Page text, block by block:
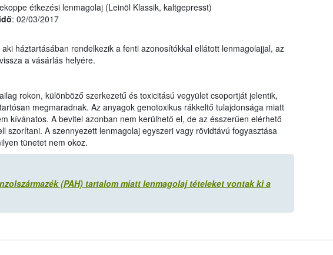
étkezési lenmagolaj (Leinöl Klassik, kaltgepresst)
: 02/03/2017
háztartásában rendelkezik a fenti azonosítókkal ellátott lenmagolajjal, az
a vásárlás helyére.
rokon, különböző szerkezetű és toxicitású vegyület csoportját jelentik,
megmaradnak. Az anyagok genotoxikus rákkeltő tulajdonsága miatt
kívánatos. A bevitel azonban nem kerülhető el, de az ésszerűen elérhető
szorítani. A szennyezett lenmagolaj egyszeri vagy rövidtávú fogyasztása
tünetet nem okoz.
(PAH) tartalom miatt lenmagolaj tételeket vontak ki a